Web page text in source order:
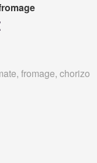
fromage, chorizo